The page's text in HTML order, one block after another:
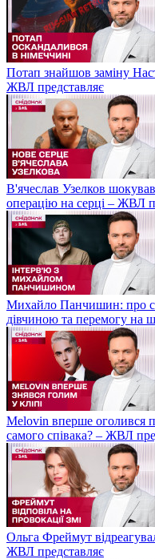
Потап знайшов заміну
ЖВЛ представляє
В'ячеслав Узелков
операцію на серці – ЖВЛ
Михайло Панчишин: про
дівчиною та перемогу на
Melovin вперше оголився
самого співака? – ЖВЛ
Ольга Фреймут
ЖВЛ представляє